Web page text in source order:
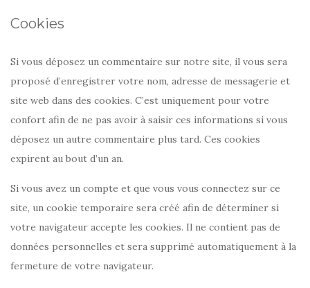
Cookies
Si vous déposez un commentaire sur notre site, il vous sera
proposé d’enregistrer votre nom, adresse de messagerie et
site web dans des cookies. C’est uniquement pour votre
confort afin de ne pas avoir à saisir ces informations si vous
déposez un autre commentaire plus tard. Ces cookies
expirent au bout d’un an.
Si vous avez un compte et que vous vous connectez sur ce
site, un cookie temporaire sera créé afin de déterminer si
votre navigateur accepte les cookies. Il ne contient pas de
données personnelles et sera supprimé automatiquement à la
fermeture de votre navigateur.